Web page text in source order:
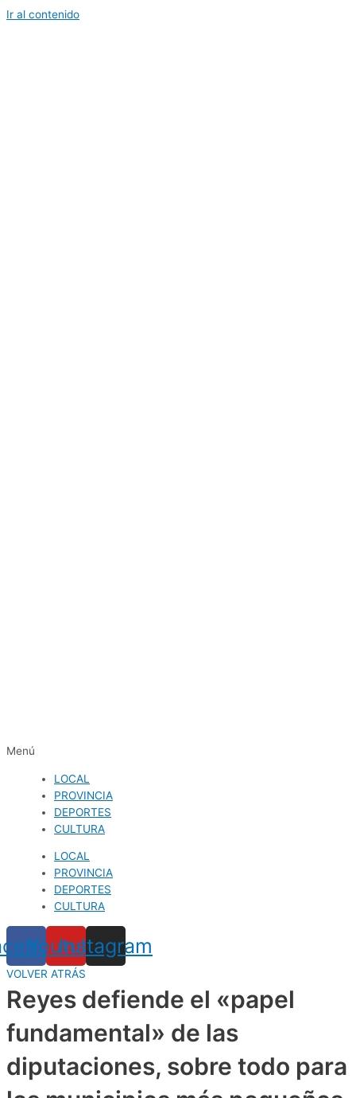
Ir al contenido
Menú
LOCAL
PROVINCIA
DEPORTES
CULTURA
LOCAL
PROVINCIA
DEPORTES
CULTURA
Youtube
Instagram
VOLVER ATRÁS
Reyes defiende el «papel
fundamental» de las
diputaciones, sobre todo para